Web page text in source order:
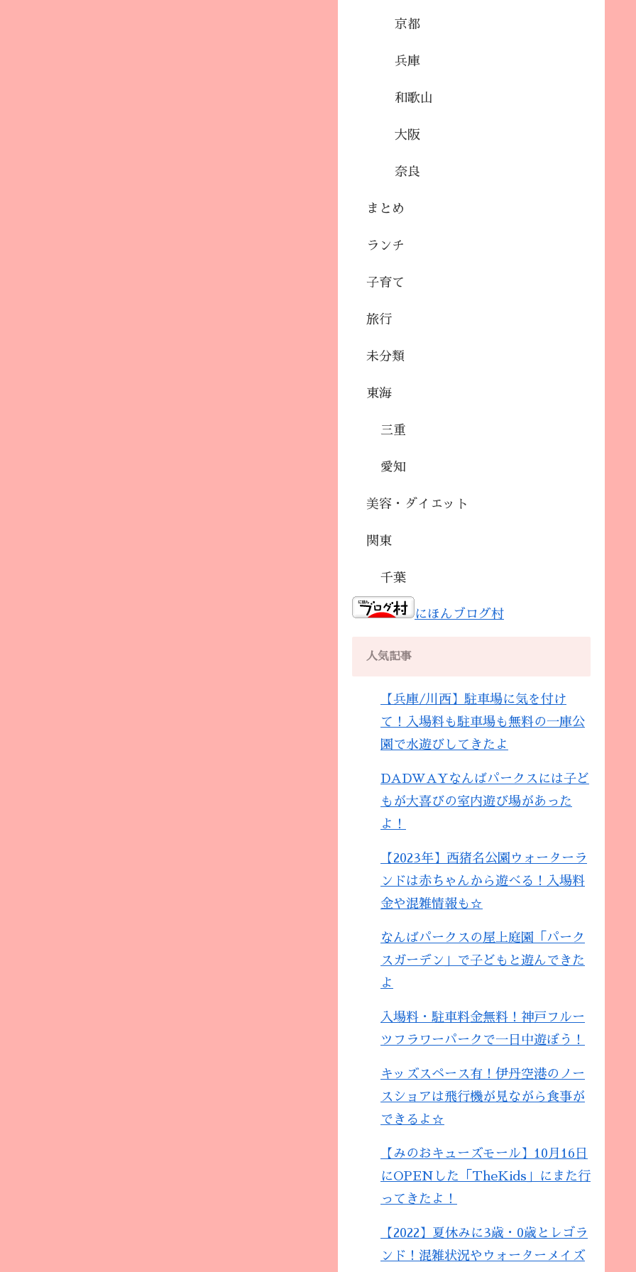
京都
兵庫
和歌山
大阪
奈良
まとめ
ランチ
子育て
旅行
未分類
東海
三重
愛知
美容・ダイエット
関東
千葉
にほんブログ村
人気記事
【兵庫/川西】駐車場に気を付け
て！入場料も駐車場も無料の一庫公
園で水遊びしてきたよ
DADWAYなんばパークスには子ど
もが大喜びの室内遊び場があった
よ！
【2023年】西猪名公園ウォーターラ
ンドは赤ちゃんから遊べる！入場料
金や混雑情報も☆
なんばパークスの屋上庭園「パーク
スガーデン」で子どもと遊んできた
よ
入場料・駐車料金無料！神戸フルー
ツフラワーパークで一日中遊ぼう！
キッズスペース有！伊丹空港のノー
スショアは飛行機が見ながら食事が
できるよ☆
【みのおキューズモール】10月16日
にOPENした「TheKids」にまた行
ってきたよ！
【2022】夏休みに3歳・0歳とレゴラ
ンド！混雑状況やウォーターメイズ